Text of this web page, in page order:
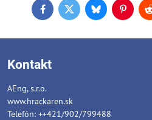
FacebookTwitterBluesky
Kontakt
AEng, s.r.o.
www.hrackaren.sk
Telefón: ++421/902/799488